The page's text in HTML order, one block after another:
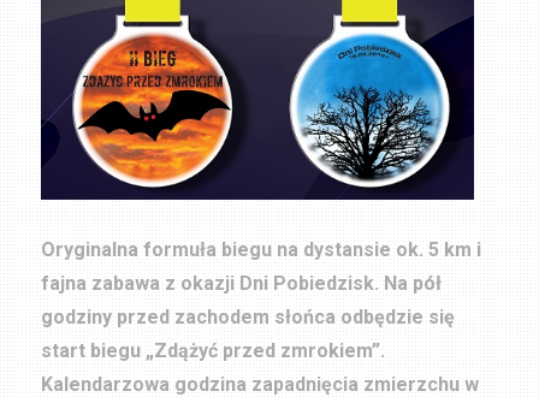
Oryginalna formuła biegu na dystansie ok. 5 km i
fajna zabawa z okazji Dni Pobiedzisk. Na pół
godziny przed zachodem słońca odbędzie się
start biegu „Zdążyć przed zmrokiem”.
Kalendarzowa godzina zapadnięcia zmierzchu w